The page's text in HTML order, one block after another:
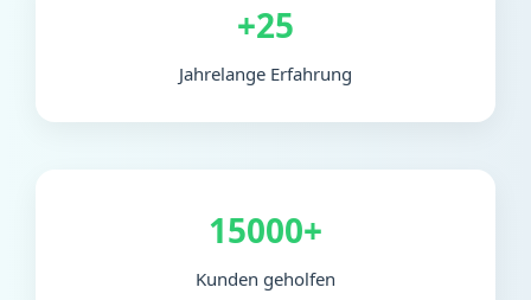
+25
Jahrelange Erfahrung
15000+
Kunden geholfen